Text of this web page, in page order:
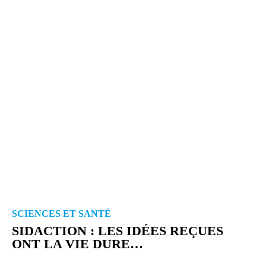
SCIENCES ET SANTÉ
SIDACTION : LES IDÉES REÇUES
ONT LA VIE DURE…